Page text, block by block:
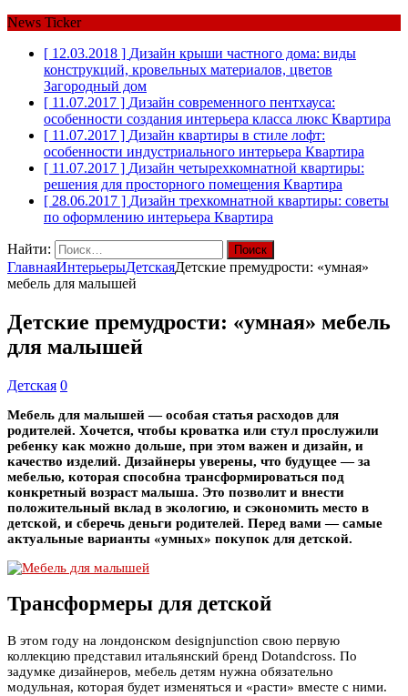
News Ticker
[ 12.03.2018 ] Дизайн крыши частного дома: виды
конструкций, кровельных материалов, цветов
Загородный дом
[ 11.07.2017 ] Дизайн современного пентхауса:
особенности создания интерьера класса люкс Квартира
[ 11.07.2017 ] Дизайн квартиры в стиле лофт:
особенности индустриального интерьера Квартира
[ 11.07.2017 ] Дизайн четырехкомнатной квартиры:
решения для просторного помещения Квартира
[ 28.06.2017 ] Дизайн трехкомнатной квартиры: советы
по оформлению интерьера Квартира
Найти:
ГлавнаяИнтерьерыДетскаяДетские премудрости: «умная»
мебель для малышей
Детские премудрости: «умная» мебель
для малышей
Детская 0
Мебель для малышей — особая статья расходов для
родителей. Хочется, чтобы кроватка или стул прослужили
ребенку как можно дольше, при этом важен и дизайн, и
качество изделий. Дизайнеры уверены, что будущее — за
мебелью, которая способна трансформироваться под
конкретный возраст малыша. Это позволит и внести
положительный вклад в экологию, и сэкономить место в
детской, и сберечь деньги родителей. Перед вами — самые
актуальные варианты «умных» покупок для детской.
Трансформеры для детской
В этом году на лондонском designjunction свою первую
коллекцию представил итальянский бренд Dotandcross. По
задумке дизайнеров, мебель детям нужна обязательно
модульная, которая будет изменяться и «расти» вместе с ними.